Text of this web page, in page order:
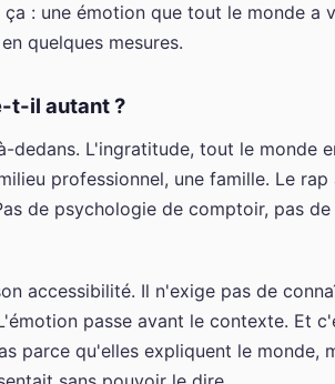
: une émotion que tout le monde a
quelques mesures.
t-il autant ?
dedans. L'ingratitude, tout le monde
professionnel, une famille. Le
de psychologie de comptoir, pas
accessibilité. Il n'exige pas de
passe avant le contexte. Et
parce qu'elles expliquent le monde,